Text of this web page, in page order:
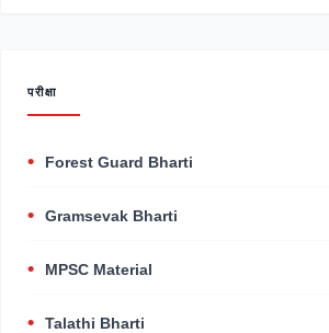
परीक्षा
Forest Guard Bharti
Gramsevak Bharti
MPSC Material
Talathi Bharti